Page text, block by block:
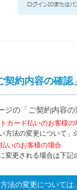
契約内容の確
ジの「ご契約内容
カード払いのお客様の
い方法の変更について
いのお客様の場合
変更される場合は下記
法の変更については